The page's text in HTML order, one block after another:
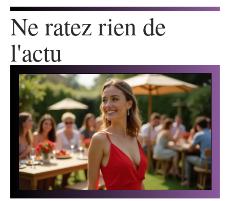
Ne ratez rien de
l'actu